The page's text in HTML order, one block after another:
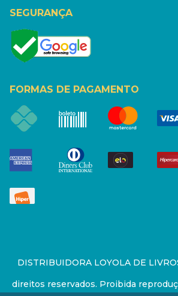
SEGURANÇA
FORMAS DE PAGAMENTO
DISTRIBUIDORA LOYOLA DE
direitos reservados. Proibida